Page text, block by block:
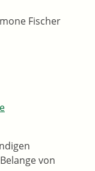
Fischer
von